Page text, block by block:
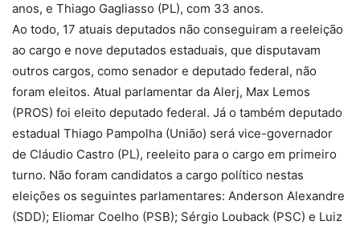
anos, e Thiago Gagliasso (PL), com 33 anos.
Ao todo, 17 atuais deputados não conseguiram a reeleição
ao cargo e nove deputados estaduais, que disputavam
outros cargos, como senador e deputado federal, não
foram eleitos. Atual parlamentar da Alerj, Max Lemos
(PROS) foi eleito deputado federal. Já o também deputado
estadual Thiago Pampolha (União) será vice-governador
de Cláudio Castro (PL), reeleito para o cargo em primeiro
turno. Não foram candidatos a cargo político nestas
eleições os seguintes parlamentares: Anderson Alexandre
(SDD); Eliomar Coelho (PSB); Sérgio Louback (PSC) e Luiz